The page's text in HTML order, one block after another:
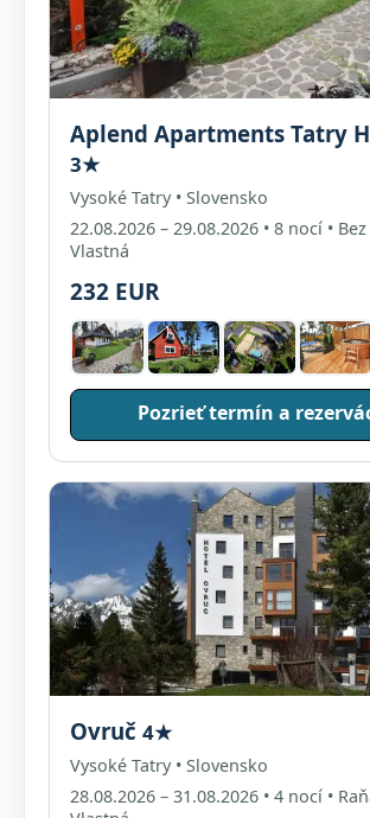
Aplend Apartments Tatry
3★
Vysoké Tatry • Slovensko
22.08.2026 – 29.08.2026 • 8 nocí •
Vlastná
232 EUR
Pozrieť termín a
Ovruč 4★
Vysoké Tatry • Slovensko
28.08.2026 – 31.08.2026 • 4 nocí •